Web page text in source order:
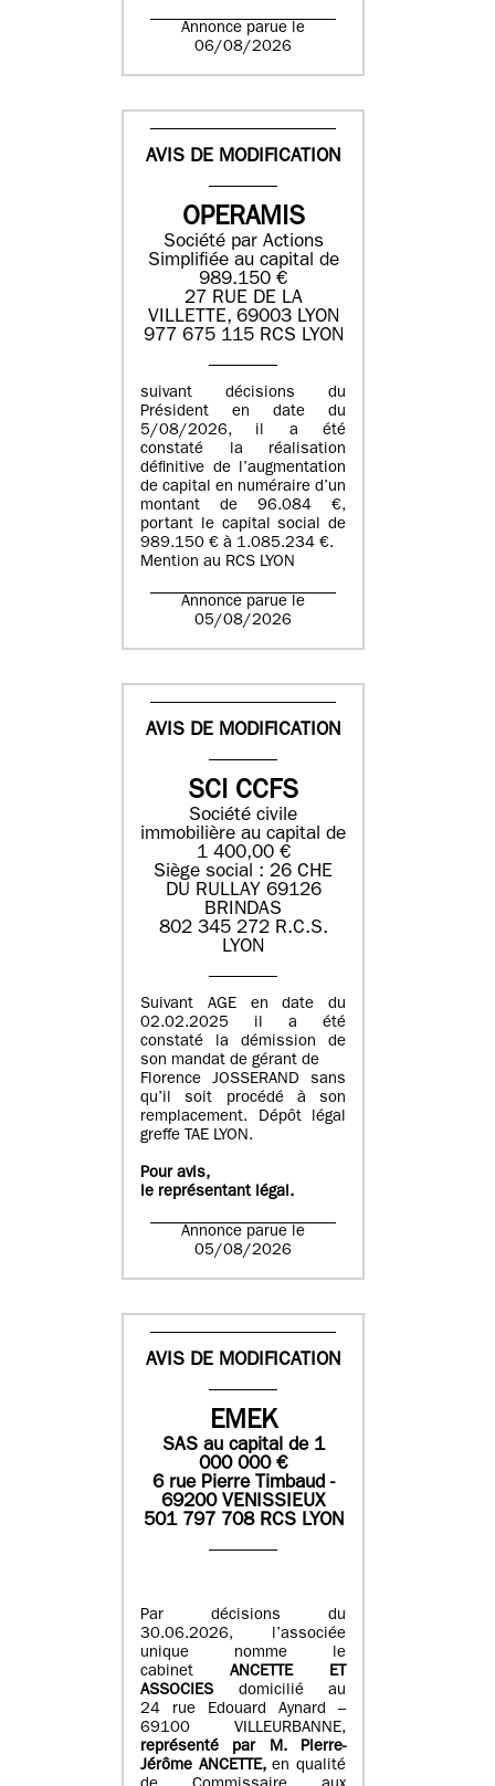
Annonce parue le
06/08/2026
AVIS DE MODIFICATION
OPERAMIS
Société par Actions
Simplifiée au capital de
989.150 €
27 RUE DE LA
VILLETTE, 69003 LYON
977 675 115 RCS LYON
suivant décisions du
Président en date du
5/08/2026, il a été
constaté la réalisation
définitive de l’augmentation
de capital en numéraire d’un
montant de 96.084 €,
portant le capital social de
989.150 € à 1.085.234 €.
Mention au RCS LYON
Annonce parue le
05/08/2026
AVIS DE MODIFICATION
SCI CCFS
Société civile
immobilière au capital de
1 400,00 €
Siège social : 26 CHE
DU RULLAY 69126
BRINDAS
802 345 272 R.C.S.
LYON
Suivant AGE en date du
02.02.2025 il a été
constaté la démission de
son mandat de gérant de
Florence JOSSERAND sans
qu’il soit procédé à son
remplacement. Dépôt légal
greffe TAE LYON.
Pour avis,
le représentant légal.
Annonce parue le
05/08/2026
AVIS DE MODIFICATION
EMEK
SASau capital de 1
000 000€
6 rue Pierre Timbaud -
69200 VENISSIEUX
501 797 708 RCS LYON
Par décisions du
30.06.2026, l’associée
unique nomme le
cabinet ANCETTE ET
ASSOCIES
domicilié au
24 rue Edouard Aynard –
69100 VILLEURBANNE,
représenté par M.Pierre-
Jérôme ANCETTE, en qualité